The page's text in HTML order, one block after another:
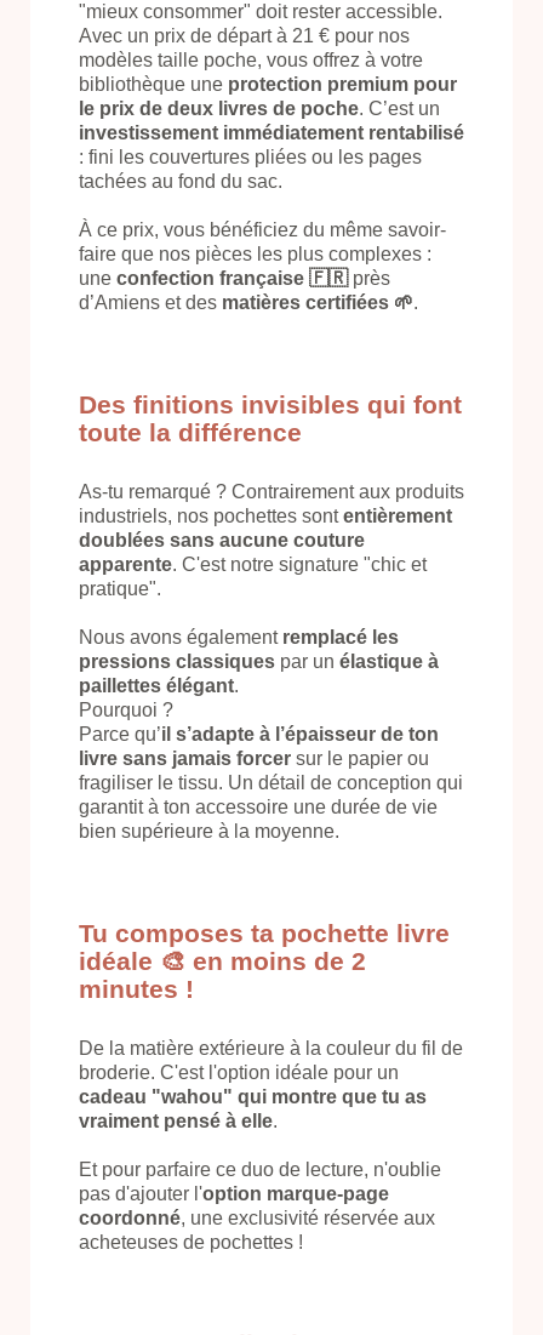
"mieux consommer" doit rester accessible.
Avec un prix de départ à 21 € pour nos
modèles taille poche, vous offrez à votre
bibliothèque une protection premium pour
le prix de deux livres de poche. C’est un
investissement immédiatement rentabilisé
: fini les couvertures pliées ou les pages
tachées au fond du sac.
À ce prix, vous bénéficiez du même savoir-
faire que nos pièces les plus complexes :
une confection française 🇫🇷près
d’Amiens et des matières certifiées 🌱.
Des finitions invisibles qui font
toute la différence
As-tu remarqué ? Contrairement aux produits
industriels, nos pochettes sontentièrement
doublées sans aucune couture
apparente. C'est notre signature "chic et
pratique".
Nous avons également remplacé les
pressions classiques par un élastique à
paillettes élégant.
Pourquoi ?
Parce qu’il s’adapte à l’épaisseur de ton
livre sans jamais forcer sur le papier ou
fragiliser le tissu. Un détail de conception qui
garantit à ton accessoire une durée de vie
bien supérieure à la moyenne.
Tu composes ta pochette livre
idéale 🎨 en moins de 2
minutes !
De la matière extérieure à la couleur du fil de
broderie. C'est l'option idéale pour un
cadeau "wahou" qui montre que tu as
vraiment pensé à elle.
Et pour parfaire ce duo de lecture, n'oublie
pas d'ajouter l'option marque-page
coordonné, une exclusivité réservée aux
acheteuses de pochettes !